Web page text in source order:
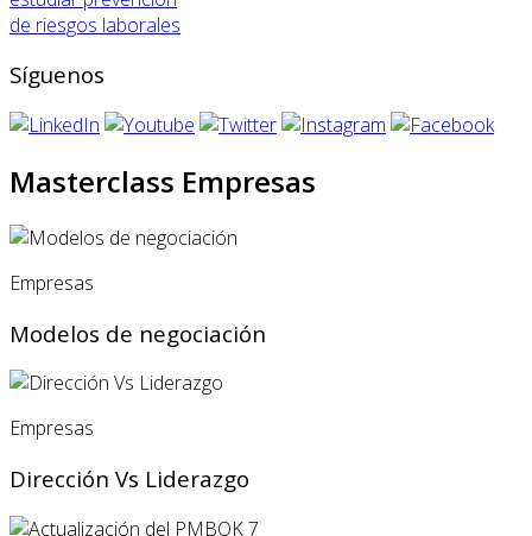
de riesgos laborales
Síguenos
Masterclass Empresas
Empresas
Modelos de negociación
Empresas
Dirección Vs Liderazgo